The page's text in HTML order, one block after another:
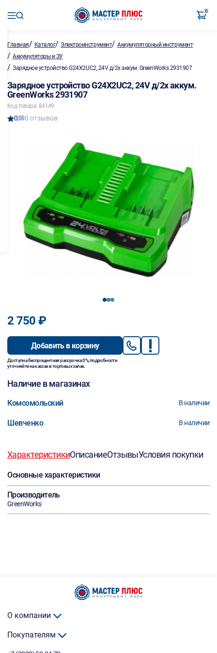
0
Главная/ Каталог/ Электроинструмент/Аккумуляторный инструмент
/ Аккумуляторы и ЗУ
/ Зарядное устройство G24X2UС2, 24V д/2х аккум. GreenWorks 2931907
Зарядное устройство G24X2UС2, 24V д/2х аккум.
GreenWorks 2931907
Код товара: 84149
0 0 отзывов
123
2 750 ₽
Добавить в корзину
Доступна беспроцентная рассрочка 0%, подробности
уточняйте на кассах в торговых залах.
Наличие в магазинах
Комсомольский В наличии
Шевченко В наличии
ХарактеристикиОписаниеОтзывыУсловия покупки
Основные характеристики
Производитель
GreenWorks
О компании
Покупателям